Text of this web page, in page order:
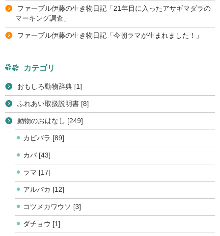
ファーブル伊藤の生き物日記「21年目に入ったアサギマダラの
マーキング調査」
ファーブル伊藤の生き物日記「今朝ラマが生まれました！」
カテゴリ
おもしろ動物辞典 [1]
ふれあい取扱説明書 [8]
動物のおはなし [249]
カピバラ [89]
カバ [43]
ラマ [17]
アルパカ [12]
コツメカワウソ [3]
ダチョウ [1]